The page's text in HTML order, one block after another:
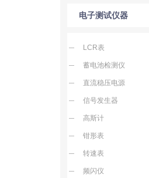
电子测试仪器
LCR表
蓄电池检测仪
直流稳压电源
信号发生器
高斯计
钳形表
转速表
频闪仪